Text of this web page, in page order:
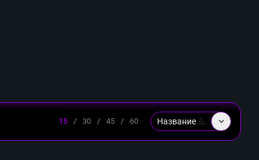
15 / 30 / 45 / 60 Название